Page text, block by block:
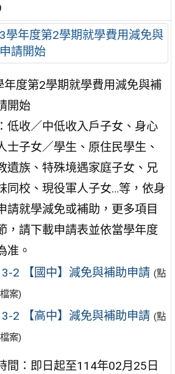
年度第2學期就學費用減免與補
開始
低收／中低收入戶子女、身心
士子女／學生、原住民學生、
遺族、特殊境遇家庭子女、兄
同校、現役軍人子女…等，依身
請就學減免或補助，更多項目
，請下載申請表並依當學年度
准。
2 【國中】減免與補助申請 (點
案)
2 【高中】減免與補助申請 (點
案)
間：即日起至114年02月25日